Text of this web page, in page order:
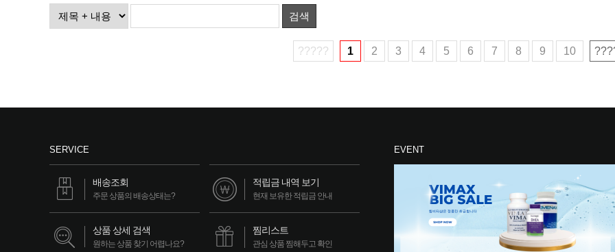
검색
????? 1 2 3 4 5 6 7 8 9 10
SERVICE
배송조회
주문 상품의 배송상태는?
적립금 내역 보기
현재 보유한 적립금 안내
상품 상세 검색
원하는 상품 찾기 어렵나요?
찜리스트
관심 상품 찜해두고 확인
EVENT